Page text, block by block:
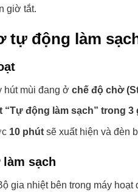
giờ tắt.
tự động làm
hút mùi đang ở chế độ chờ
“Tự động làm sạch” trong 3
10 phútsẽ xuất hiện và đèn
sạch
gia nhiệt bên trong máy